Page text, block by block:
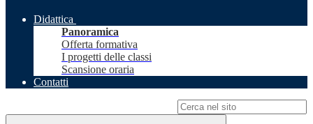
Didattica
Panoramica
Offerta formativa
I progetti delle classi
Scansione oraria
Contatti